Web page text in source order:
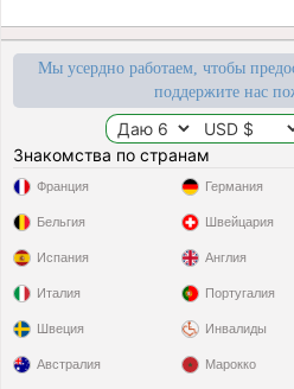
Мы усердно работаем, чтобы
поддержите нас
Знакомства по странам
Франция
Бельгия
Испания
Италия
Швеция
Германия
Швейцария
Англия
Португалия
Инвалиды
Австралия Марокко